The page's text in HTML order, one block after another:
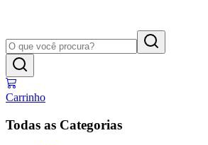
Carrinho
Todas as Categorias